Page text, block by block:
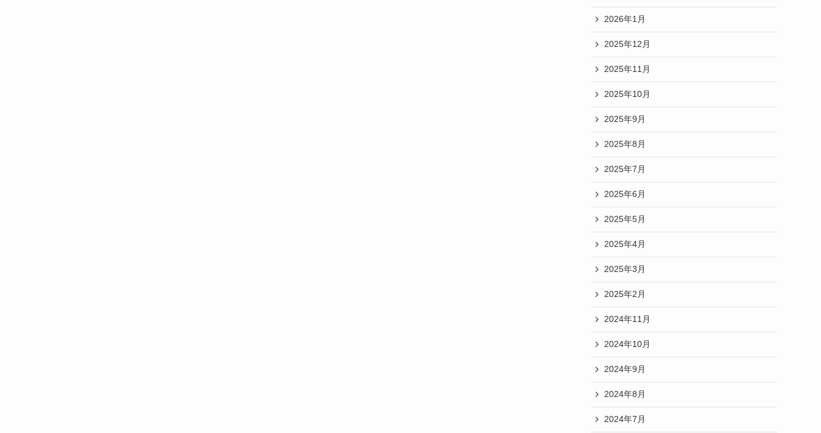
2026年1月
2025年12月
2025年11月
2025年10月
2025年9月
2025年8月
2025年7月
2025年6月
2025年5月
2025年4月
2025年3月
2025年2月
2024年11月
2024年10月
2024年9月
2024年8月
2024年7月